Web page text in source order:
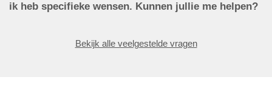
ik heb specifieke wensen. Kunnen jullie me helpen?
Bekijk alle veelgestelde vragen